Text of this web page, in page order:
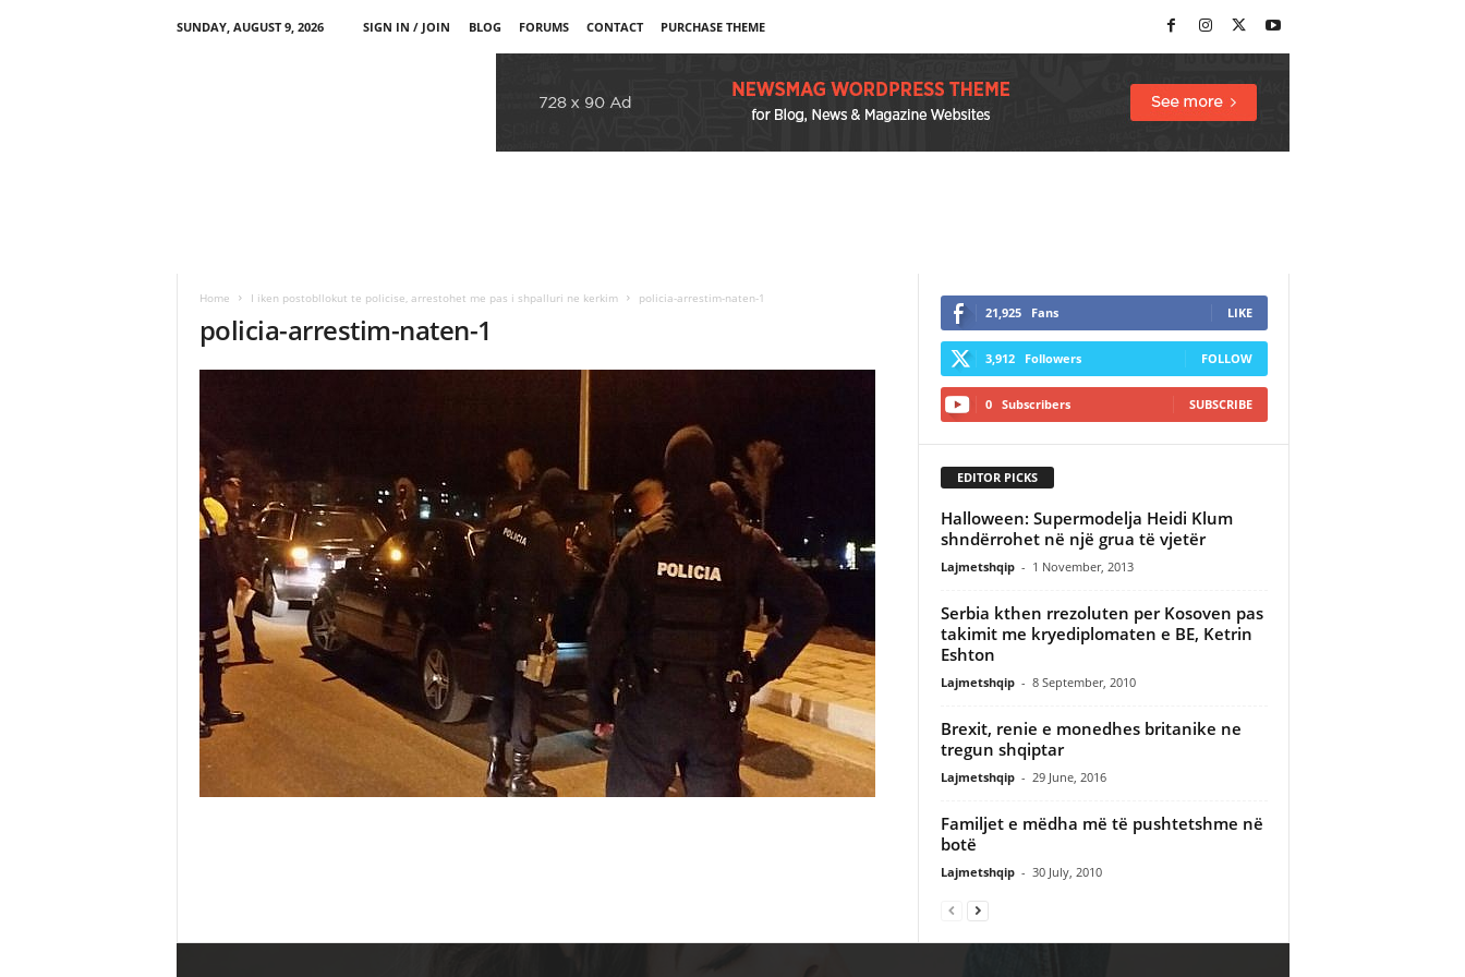
SUNDAY, AUGUST 9, 2026 SIGN IN / JOIN BLOG FORUMS CONTACT PURCHASE THEME
Home I iken postobllokut te policise, arrestohet me pas i shpalluri ne kerkim policia-arrestim-naten-1
policia-arrestim-naten-1 21,925 Fans LIKE
3,912 Followers FOLLOW
0 Subscribers SUBSCRIBE
EDITOR PICKS
Halloween: Supermodelja Heidi Klum
shndërrohet në një grua të vjetër
Lajmetshqip - 1 November, 2013
Serbia kthen rrezoluten per Kosoven pas
takimit me kryediplomaten e BE, Ketrin
Eshton
Lajmetshqip - 8 September, 2010
Brexit, renie e monedhes britanike ne
tregun shqiptar
Lajmetshqip - 29 June, 2016
Familjet e mëdha më të pushtetshme në
botë
Lajmetshqip - 30 July, 2010